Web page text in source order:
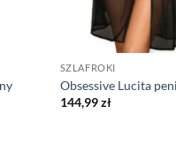
SZLAFROKI
Obsessive Lucita
144,99zł